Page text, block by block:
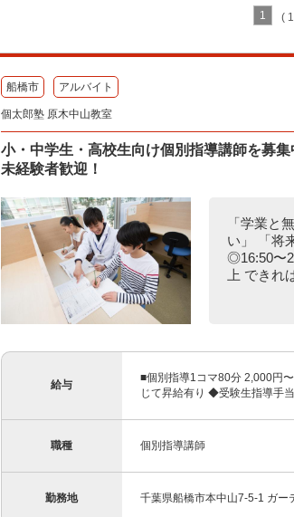
1 (
船橋市 アルバイト
個太郎塾 原木中山教室
小・中学生・高校生向け個別指導講師を募
未経験者歓迎！
「学業と
い」 「将
◎16:50〜
上 できれ
給与
■個別指導1コマ80分 2,000円
じて昇給有り ◆受験生指導手
職種 個別指導講師
勤務地 千葉県船橋市本中山7-5-1 ガー